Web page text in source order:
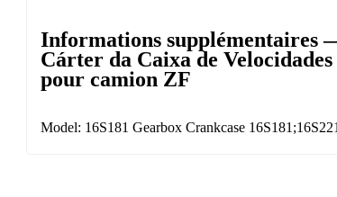
Informations supplémentaires
Cárter da Caixa de Velocidades
pour camion ZF
Model: 16S181 Gearbox Crankcase